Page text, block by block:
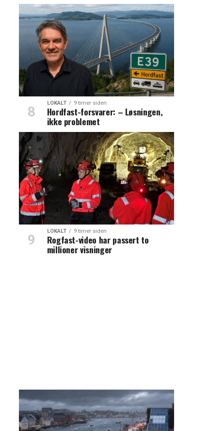
LOKALT 9 timer siden
Hordfast-forsvarer: – Løsningen,
ikke problemet
LOKALT 9 timer siden
Rogfast-video har passert to
millioner visninger